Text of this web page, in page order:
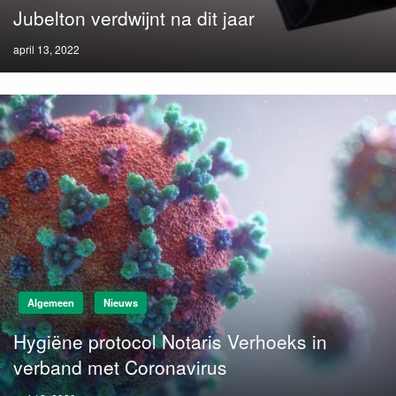
Jubelton verdwijnt na dit jaar
Posted
on
april 13, 2022
Algemeen Nieuws
Hygiëne protocol Notaris Verhoeks in
verband met Coronavirus